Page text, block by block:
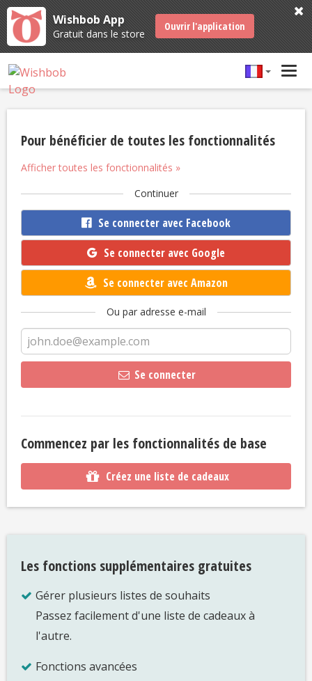
Pour bénéficier de toutes les fonctionnalités
Afficher toutes les fonctionnalités »
Continuer
Se connecter avec Facebook
Se connecter avec Google
Se connecter avec Amazon
Ou par adresse e-mail
Se connecter
Commencez par les fonctionnalités de base
Créez une liste de cadeaux
Les fonctions supplémentaires gratuites
Gérer plusieurs listes de souhaits
Passez facilement d'une liste de cadeaux à
l'autre.
Fonctions avancées
Wishbob App
Gratuit dans le store
Ouvrir l'application